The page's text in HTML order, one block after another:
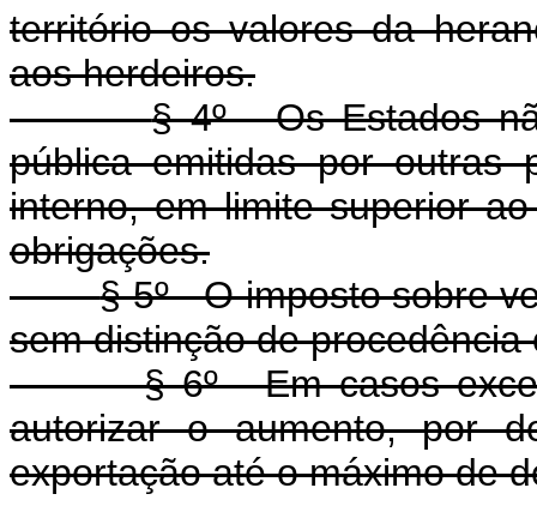
território os valores da
aos herdeiros.
§ 4º - Os Estados
pública emitidas por outras
interno, em limite superior
obrigações.
§ 5º - O imposto sobre
sem distinção de procedência
§ 6º - Em casos
autorizar o aumento, por
exportação até o máximo de